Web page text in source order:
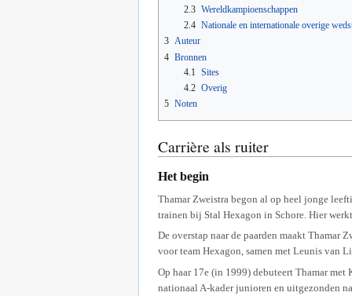
2.3 Wereldkampioenschappen
2.4 Nationale en internationale overige
3 Auteur
4 Bronnen
4.1
Sites
4.2 Overig
5 Noten
Carrière als ruiter
Het begin
Thamar Zweistra begon al op heel jonge
trainen bij Stal Hexagon in Schore. Hier
De overstap naar de paarden maakt Thamar
voor team Hexagon, samen met Leunis van
Op haar 17e (in 1999) debuteert Thamar
nationaal A-kader junioren en uitgezonden